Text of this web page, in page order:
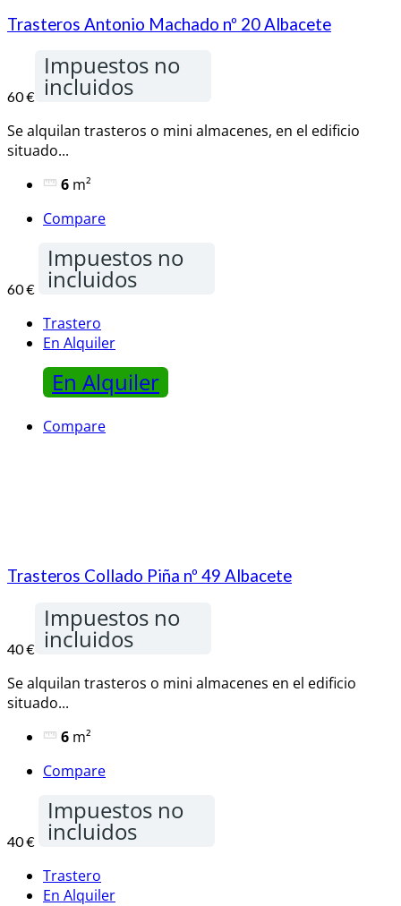
Trasteros Antonio Machado nº 20 Albacete
60 €
Impuestos no
incluidos
Se alquilan trasteros o mini almacenes, en el edificio
situado...
6 m²
Compare
60 €
Impuestos no
incluidos
Trastero
En Alquiler
En Alquiler
Compare
Trasteros Collado Piña nº 49 Albacete
40 €
Impuestos no
incluidos
Se alquilan trasteros o mini almacenes en el edificio
situado...
6 m²
Compare
40 €
Impuestos no
incluidos
Trastero
En Alquiler